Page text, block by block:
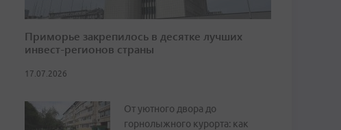
Приморье закрепилось в десятке лучших
инвест-регионов страны
17.07.2026
От уютного двора до
горнолыжного курорта: как